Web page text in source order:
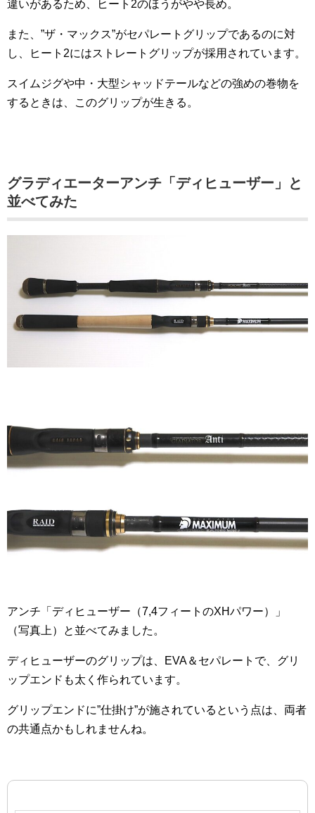
違いがあるため、ヒート2のほうがやや長め。
また、”ザ・マックス”がセパレートグリップであるのに対
し、ヒート2にはストレートグリップが採用されています。
スイムジグや中・大型シャッドテールなどの強めの巻物を
するときは、このグリップが生きる。
グラディエーターアンチ「ディヒューザー」と
並べてみた
アンチ「ディヒューザー（7,4フィートのXHパワー）」
（写真上）と並べてみました。
ディヒューザーのグリップは、EVA＆セパレートで、グリ
ップエンドも太く作られています。
グリップエンドに”仕掛け”が施されているという点は、両者
の共通点かもしれませんね。